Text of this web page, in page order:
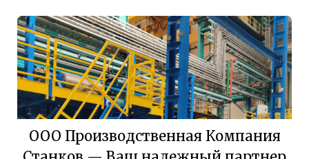
ООО Производственная Компания